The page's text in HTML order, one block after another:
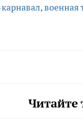
Читайте